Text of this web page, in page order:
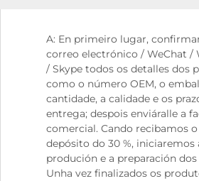
A: En primeiro lugar,
correo electrónico / WeChat /
/ Skype todos os detalles dos
como o número OEM, o
cantidade, a calidade e os
entrega; despois enviáralle a
comercial. Cando recibamos o
depósito do 30 %, iniciaremos
produción e a preparación
Unha vez finalizados os